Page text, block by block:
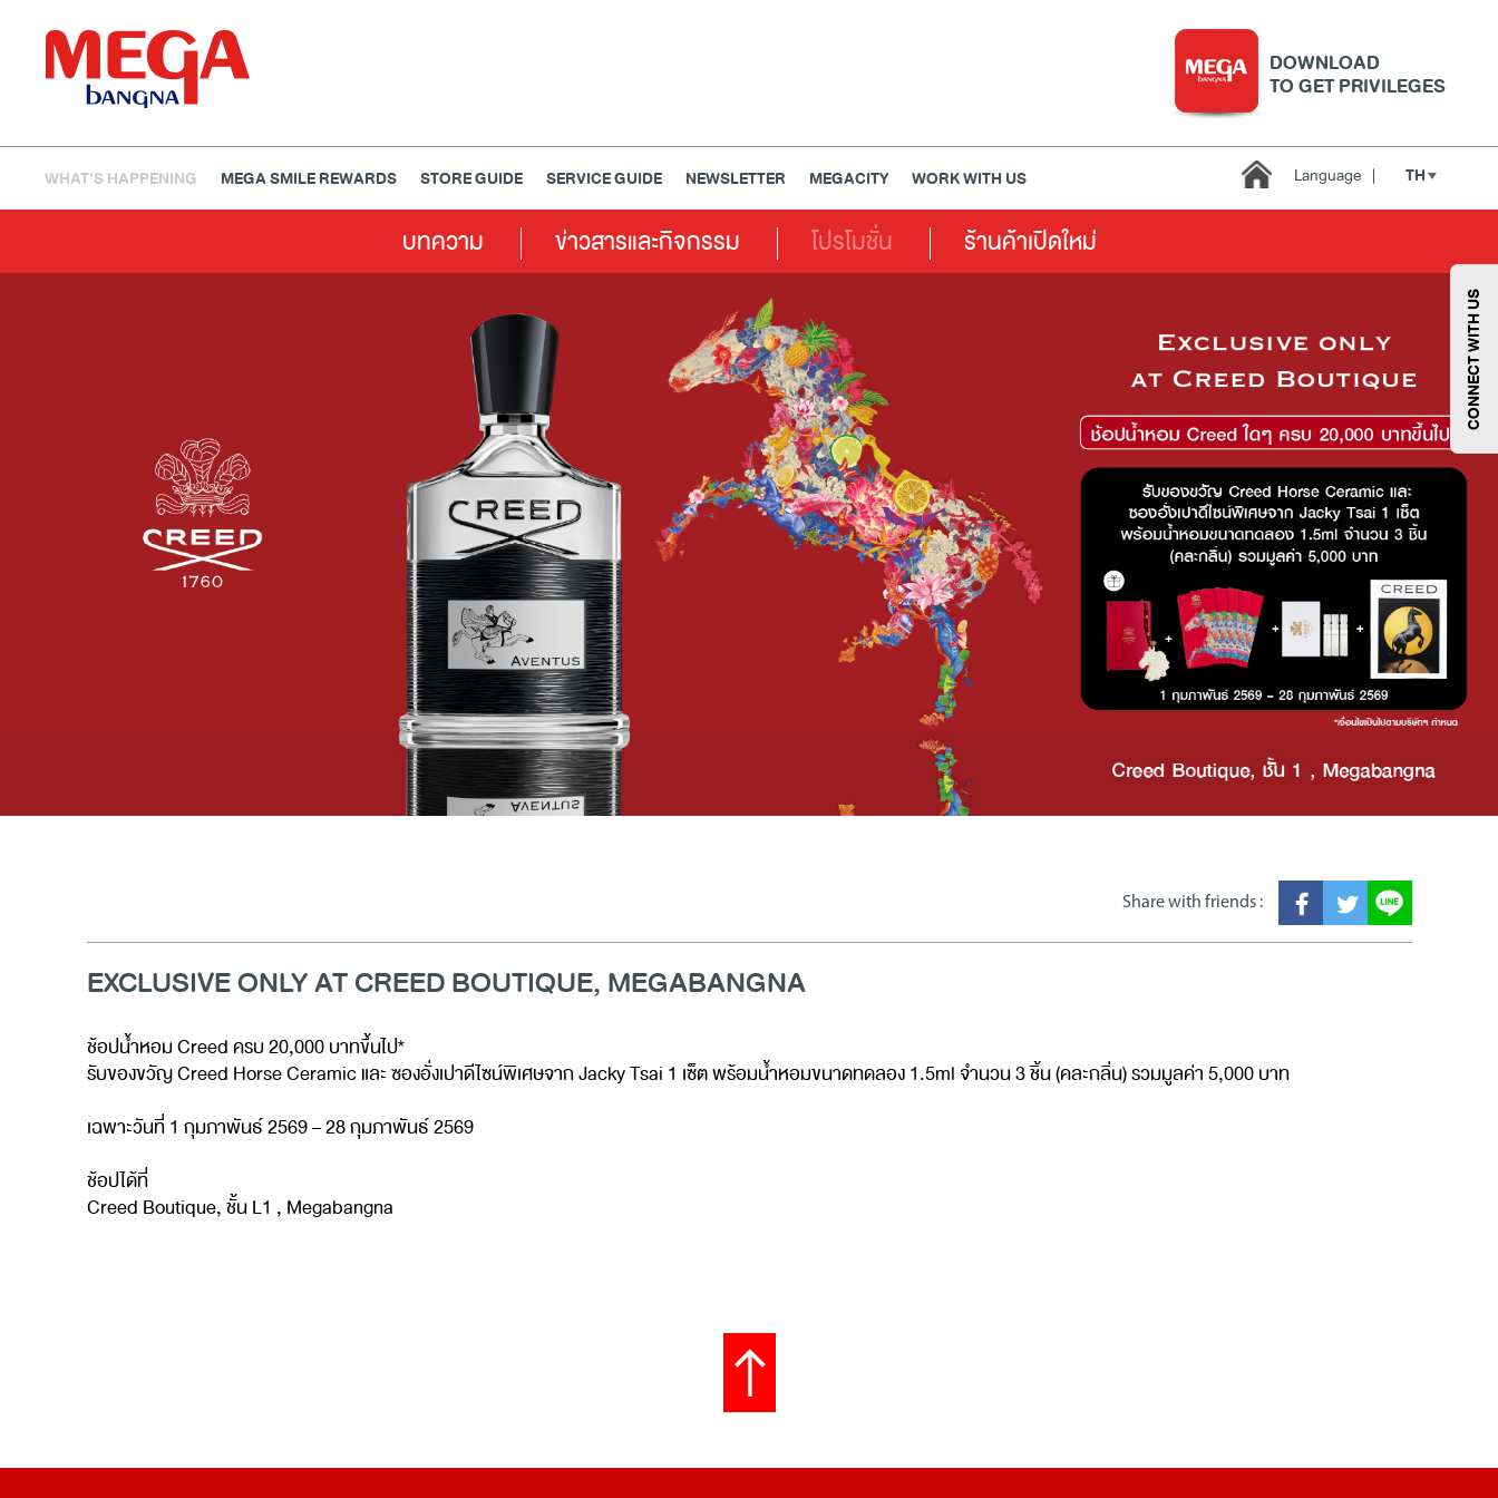
DOWNLOAD
TO GET PRIVILEGES
WHAT'S HAPPENING MEGA SMILE REWARDS STORE GUIDE SERVICE GUIDE NEWSLETTER MEGACITY WORK WITH US Language | TH
ธนาคาร ร้านอาหาร เอ็นเตอร์เทนเม้นท์ แฟชั่น เครื่องประดับ การตกแต่งบ้าน แม่และเด็ก ไลฟ์สไตล์ บริการ เมกา สมาร์ท คิดส์ กีฬา
ซูเปอร์มาร์เก็ต
สุขภาพและความงาม
แฟชั่น @Megabangna
CONNECT WITH US
บทความ ข่าวสารและกิจกรรม โปรโมชั่น ร้านค้าเปิดใหม่
Share with friends :
EXCLUSIVE ONLY AT CREED BOUTIQUE, MEGABANGNA
ช้อปน้ำหอม Creed ครบ 20,000 บาทขึ้นไป* ​
รับของขวัญ Creed Horse Ceramic และ ซองอั่งเปาดีไซน์พิเศษจาก Jacky Tsai 1 เซ็ต พร้อมน้ำหอมขนาดทดลอง 1.5ml จำนวน 3 ชิ้น (คละกลิ่น) รวมมูลค่า 5,000 บาท​
เฉพาะวันที่ 1 กุมภาพันธ์ 2569 – 28 กุมภาพันธ์ 2569​
ช้อปได้ที่
Creed Boutique, ชั้น L1 , Megabangna